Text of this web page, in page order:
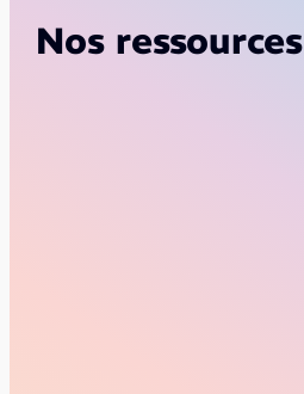
Nos ressources